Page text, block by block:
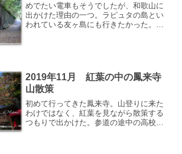
めでたい電車もそうでしたが、和歌山に
出かけた理由の一つ。ラピュタの島とい
われている友ヶ島にも行きたかった。フ
2019年11月 紅葉の中の鳳来寺
山散策
初めて行ってきた鳳来寺。山登りに来た
わけではなく、紅葉を見ながら散策する
つもりで出かけた。参道の途中の高校の